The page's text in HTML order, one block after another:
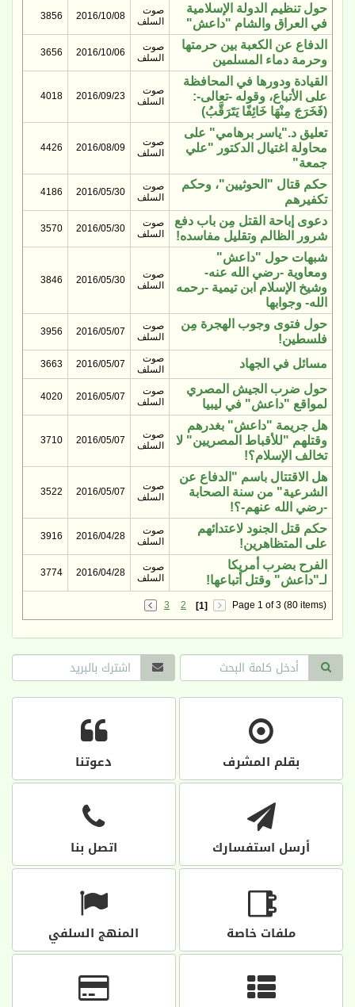
حول تنظيم الدولة الإسلامية
في العراق والشام "داعش"
صوت
السلف
2016/10/08
3856
الدفاع عن الكعبة بين حرمتها
وحرمة دماء المسلمين
صوت
السلف
2016/10/06
3656
القيادة ودورها في المحافظة
على الأتباع، وقوله -تعالى-:
(فَخَرَجَ مِنْهَا خَائِفًا يَتَرَقَّبُ)
صوت
السلف
2016/09/23
4018
تعليق د."ياسر برهامي" على
محاولة اغتيال الدكتور "علي
جمعة"
صوت
السلف
2016/08/09
4426
حكم قتال "الحوثيين"، وحكم
تكفيرهم
صوت
السلف
2016/05/30
4186
دعوى إباحة القتل مِن باب دفع
شرور الظالم وتقليل مفاسده!
صوت
السلف
2016/05/30
3570
شبهات حول "داعش"
ومعاوية -رضي الله عنه-
وشيخ الإسلام ابن تيمية -رحمه
الله- وجوابها
صوت
السلف
2016/05/30
3846
حول فتوى وجوب الهجرة مِن
فلسطين!
صوت
السلف
2016/05/07
3956
مسائل في الجهاد
صوت
السلف
2016/05/07
3663
حول ضرب الجيش المصري
لمواقع "داعش" في ليبيا
صوت
السلف
2016/05/07
4020
هل جريمة "داعش" بغدرهم
وقتلهم "للأقباط المصريين" لا
تخالف الإسلام؟!
صوت
السلف
2016/05/07
3710
هل الاقتتال باسم "الدفاع عن
الشرعية" من سنة الصحابة
-رضي الله عنهم-؟!
صوت
السلف
2016/05/07
3522
حكم قتل الجنود لاعتدائهم
على المتظاهرين!
صوت
السلف
2016/04/28
3916
الفرح بضرب أمريكا
لـ"داعش" وقتل أتباعها!
صوت
السلف
2016/04/28
3774
3 2 [1] Page 1 of 3 (80 items)
بقلم المشرف دعوتنا
أرسل استفسارك اتصل بنا
ملفات خاصة المنهج السلفي